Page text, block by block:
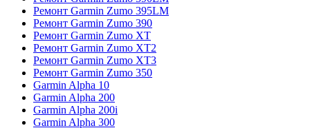
Ремонт Garmin Zumo 395LM
Ремонт Garmin Zumo 390
Ремонт Garmin Zumo XT
Ремонт Garmin Zumo XT2
Ремонт Garmin Zumo XT3
Ремонт Garmin Zumo 350
Garmin Alpha 10
Garmin Alpha 200
Garmin Alpha 200i
Garmin Alpha 300